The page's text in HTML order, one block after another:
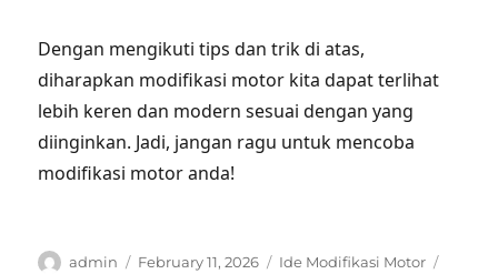
Dengan mengikuti tips dan trik di atas,
diharapkan modifikasi motor kita dapat terlihat
lebih keren dan modern sesuai dengan yang
diinginkan. Jadi, jangan ragu untuk mencoba
modifikasi motor anda!
Author
admin
Posted
February 11, 2026 Categories
Ide Modifikasi Motor